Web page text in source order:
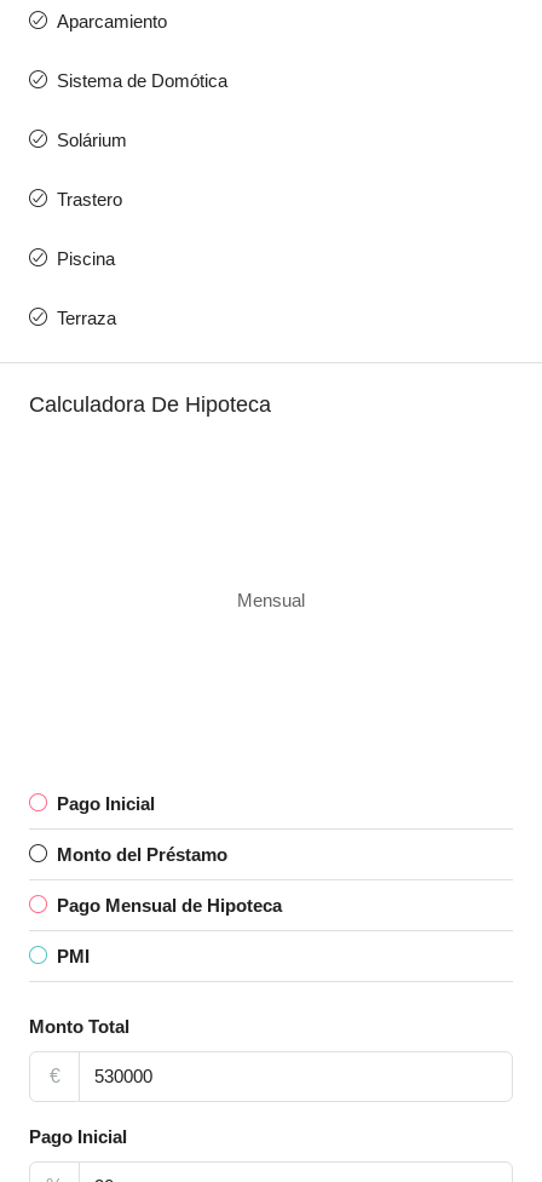
Aparcamiento
Sistema de Domótica
Solárium
Trastero
Piscina
Terraza
Calculadora De Hipoteca
Mensual
Pago Inicial
Monto del Préstamo
Pago Mensual de Hipoteca
PMI
Monto Total
€
Pago Inicial